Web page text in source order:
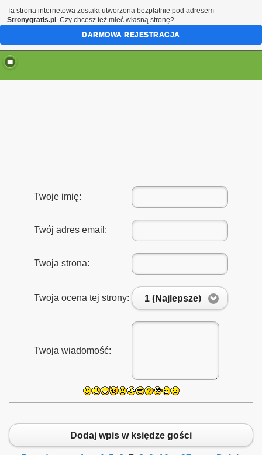
Twoje imię:
Twój adres email:
Twoja strona:
Twoja ocena tej strony: 1 (Najlepsze)
Twoja wiadomość:
Dodaj wpis w księdze gości
Ta strona internetowa została utworzona bezpłatnie pod adresem
Stronygratis.pl . Czy chcesz też mieć własną stronę?
DARMOWA REJESTRACJA